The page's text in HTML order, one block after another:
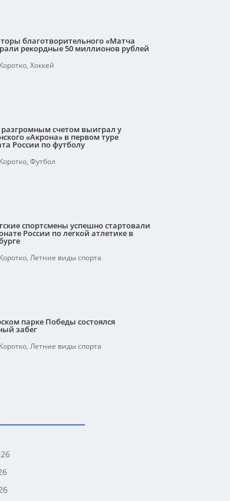
благотворительного «Матча
рекордные 50 миллионов рублей
Коротко, Хоккей
разгромным счетом выиграл у
«Акрона» в первом туре
России по футболу
Коротко, Футбол
спортсмены успешно стартовали
России по легкой атлетике в
Коротко, Летние виды спорта
парке Победы состоялся
забег
Коротко, Летние виды спорта